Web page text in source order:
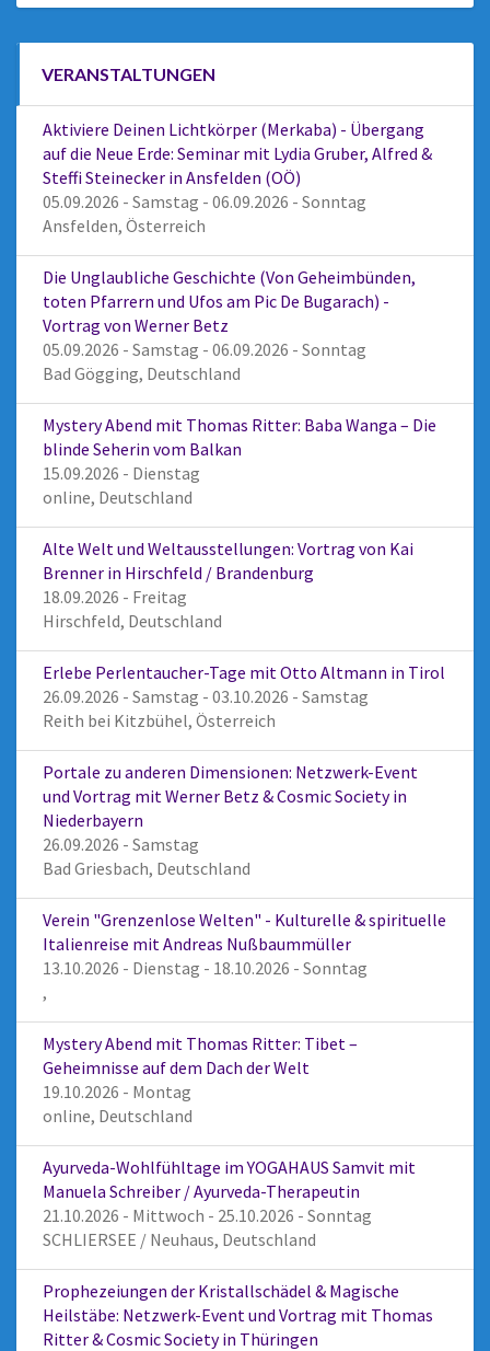
VERANSTALTUNGEN
Aktiviere Deinen Lichtkörper (Merkaba) - Übergang
auf die Neue Erde: Seminar mit Lydia Gruber, Alfred &
Steffi Steinecker in Ansfelden (OÖ)
05.09.2026 - Samstag - 06.09.2026 - Sonntag
Ansfelden, Österreich
Die Unglaubliche Geschichte (Von Geheimbünden,
toten Pfarrern und Ufos am Pic De Bugarach) -
Vortrag von Werner Betz
05.09.2026 - Samstag - 06.09.2026 - Sonntag
Bad Gögging, Deutschland
Mystery Abend mit Thomas Ritter: Baba Wanga – Die
blinde Seherin vom Balkan
15.09.2026 - Dienstag
online, Deutschland
Alte Welt und Weltausstellungen: Vortrag von Kai
Brenner in Hirschfeld / Brandenburg
18.09.2026 - Freitag
Hirschfeld, Deutschland
Erlebe Perlentaucher-Tage mit Otto Altmann in Tirol
26.09.2026 - Samstag - 03.10.2026 - Samstag
Reith bei Kitzbühel, Österreich
Portale zu anderen Dimensionen: Netzwerk-Event
und Vortrag mit Werner Betz & Cosmic Society in
Niederbayern
26.09.2026 - Samstag
Bad Griesbach, Deutschland
Verein "Grenzenlose Welten" - Kulturelle & spirituelle
Italienreise mit Andreas Nußbaummüller
13.10.2026 - Dienstag - 18.10.2026 - Sonntag
,
Mystery Abend mit Thomas Ritter: Tibet –
Geheimnisse auf dem Dach der Welt
19.10.2026 - Montag
online, Deutschland
Ayurveda-Wohlfühltage im YOGAHAUS Samvit mit
Manuela Schreiber / Ayurveda-Therapeutin
21.10.2026 - Mittwoch - 25.10.2026 - Sonntag
SCHLIERSEE / Neuhaus, Deutschland
Prophezeiungen der Kristallschädel & Magische
Heilstäbe: Netzwerk-Event und Vortrag mit Thomas
Ritter & Cosmic Society in Thüringen